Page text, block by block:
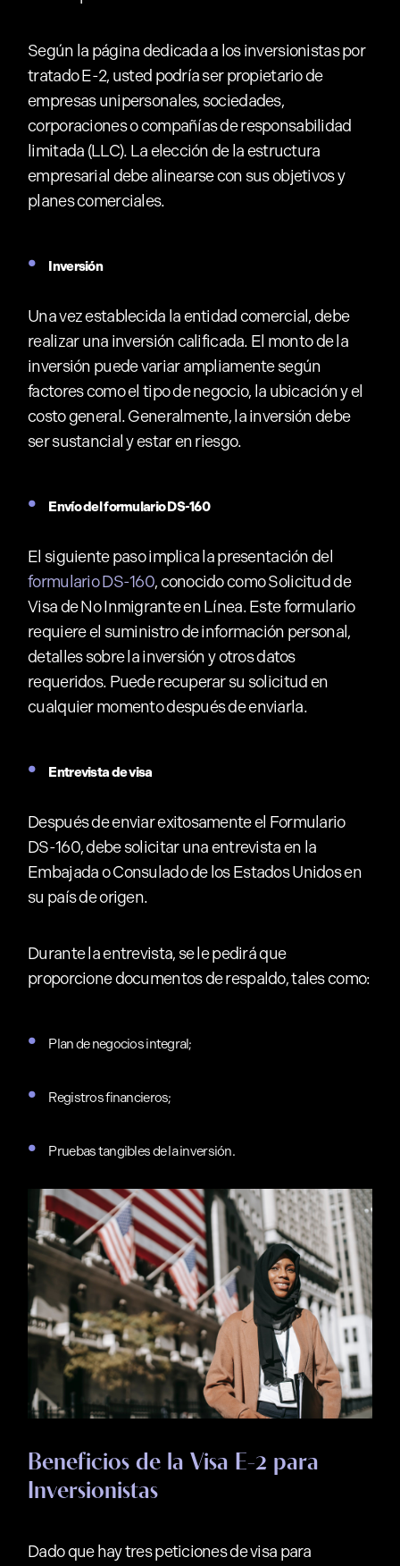
Según la página dedicada a los inversionistas por
tratado E-2, usted podría ser propietario de
empresas unipersonales, sociedades,
corporaciones o compañías de responsabilidad
limitada (LLC). La elección de la estructura
empresarial debe alinearse con sus objetivos y
planes comerciales.
Inversión
Una vez establecida la entidad comercial, debe
realizar una inversión calificada. El monto de la
inversión puede variar ampliamente según
factores como el tipo de negocio, la ubicación y el
costo general. Generalmente, la inversión debe
ser sustancial y estar en riesgo.
Envío del formulario DS-160
El siguiente paso implica la presentación del
formulario DS-160, conocido como Solicitud de
Visa de No Inmigrante en Línea. Este formulario
requiere el suministro de información personal,
detalles sobre la inversión y otros datos
requeridos. Puede recuperar su solicitud en
cualquier momento después de enviarla.
Entrevista de visa
Después de enviar exitosamente el Formulario
DS-160, debe solicitar una entrevista en la
Embajada o Consulado de los Estados Unidos en
su país de origen.
Durante la entrevista, se le pedirá que
proporcione documentos de respaldo, tales como:
Plan de negocios integral;
Registros financieros;
Pruebas tangibles de la inversión.
Beneficios de la Visa E-2 para
Inversionistas
Dado que hay tres peticiones de visa para